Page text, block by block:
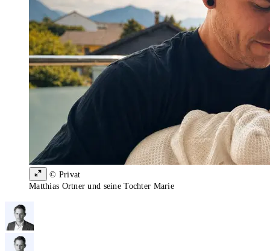
© Privat
Matthias Ortner und seine Tochter Marie